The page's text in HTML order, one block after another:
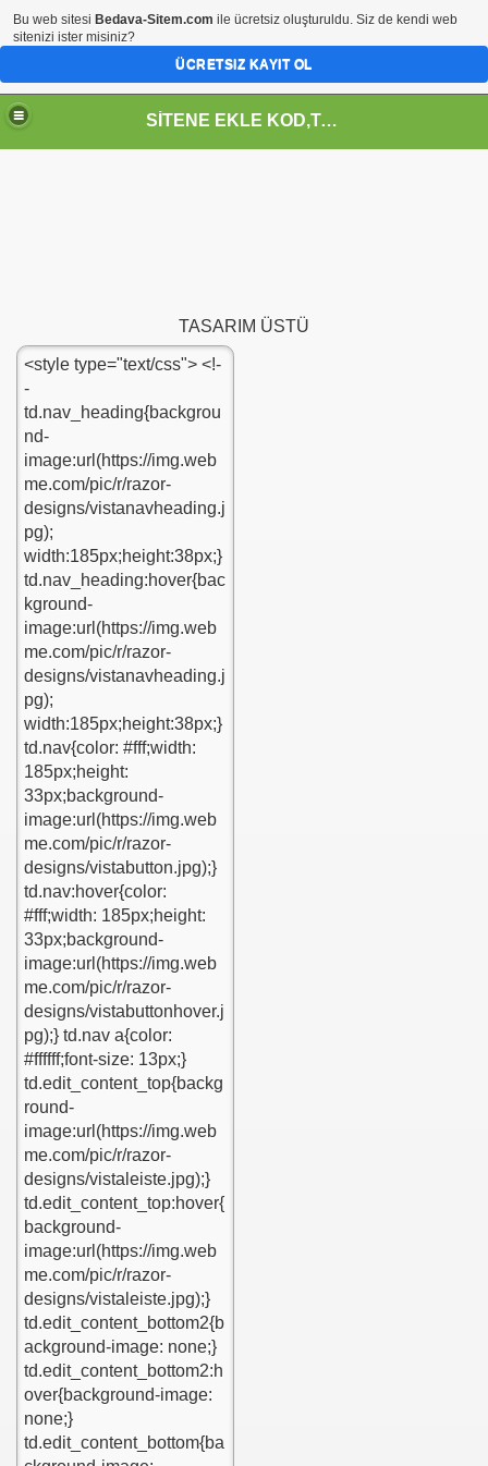
SİTENE EKLE KOD,TASARIM,MENU,ICON,ARAÇ,YAZI
TASARIM ÜSTÜ
Bu web sitesi Bedava-Sitem.com ile ücretsiz oluşturuldu. Siz de kendi web
sitenizi ister misiniz?
ÜCRETSIZ KAYIT OL